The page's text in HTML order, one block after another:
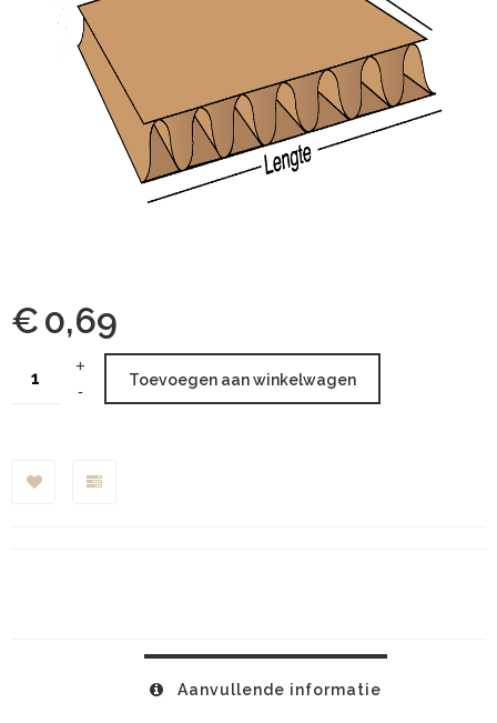
€0,69
Toevoegen aan winkelwagen
Aanvullende informatie